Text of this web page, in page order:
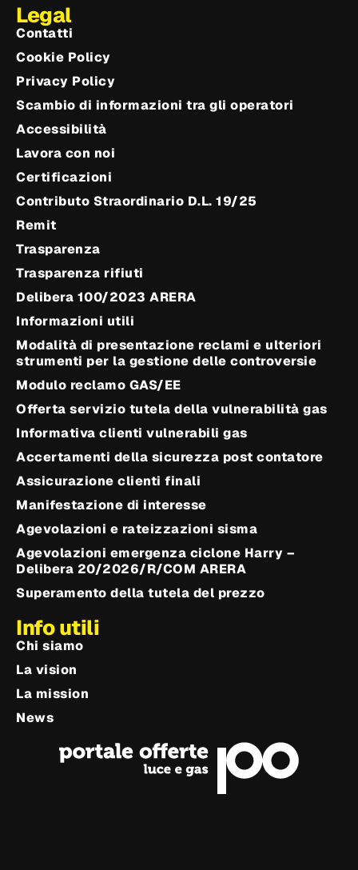
Legal
Contatti
Cookie Policy
Privacy Policy
Scambio di informazioni tra gli operatori
Accessibilità
Lavora con noi
Certificazioni
Contributo Straordinario D.L. 19/25
Remit
Trasparenza
Trasparenza rifiuti
Delibera 100/2023 ARERA
Informazioni utili
Modalità di presentazione reclami e ulteriori
strumenti per la gestione delle controversie
Modulo reclamo GAS/EE
Offerta servizio tutela della vulnerabilità gas
Informativa clienti vulnerabili gas
Accertamenti della sicurezza post contatore
Assicurazione clienti finali
Manifestazione di interesse
Agevolazioni e rateizzazioni sisma
Agevolazioni emergenza ciclone Harry –
Delibera 20/2026/R/COM ARERA
Superamento della tutela del prezzo
Info utili
Chi siamo
La vision
La mission
News